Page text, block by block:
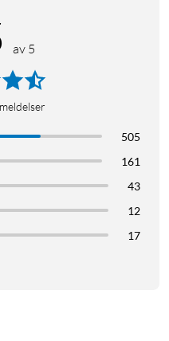
av 5
505
161
43
12
17